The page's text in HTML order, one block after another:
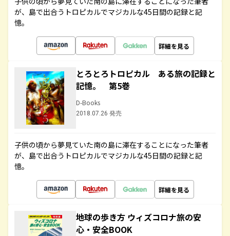
が、島で出合うトロピカルでマジカルな45日間の記録と記
憶。
詳細を見る
とろとろトロピカル ある旅の記録と
記憶。 第5巻
D-Books
2018.07.26 発売
子供の頃から夢見ていた南の島に滞在することになった筆者
が、島で出合うトロピカルでマジカルな45日間の記録と記
憶。
詳細を見る
地球の歩き方 ウィズコロナ旅の安
心・安全BOOK